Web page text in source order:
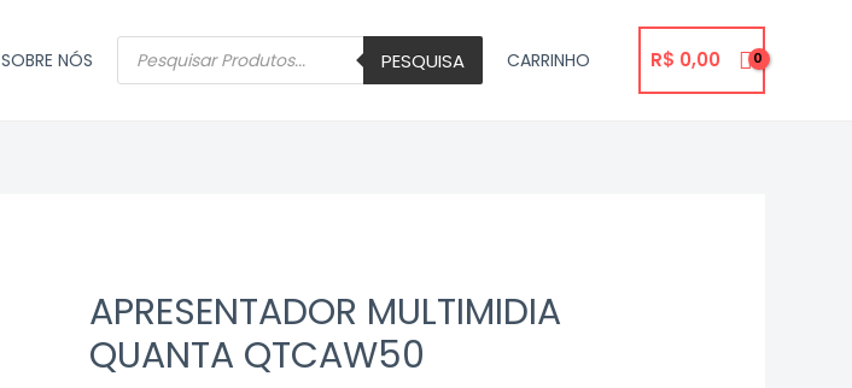
SOBRE NÓS
PESQUISAR
PRODUTOS PESQUISA CARRINHO R$ 0,00
APRESENTADOR MULTIMIDIA
QUANTA QTCAW50